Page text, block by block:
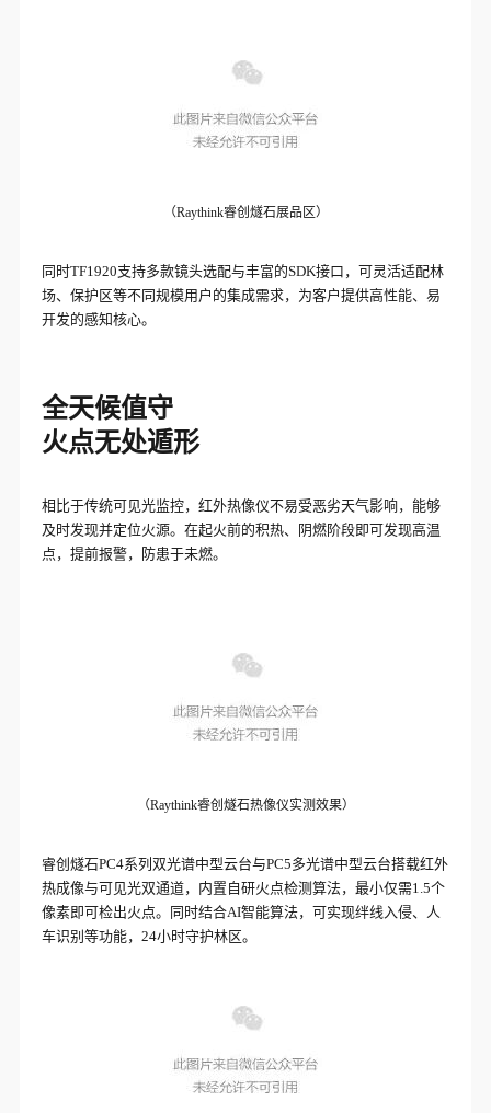
（Raythink睿创燧石展品区）
同时TF1920支持多款镜头选配与丰富的SDK接口，可灵活适配林
场、保护区等不同规模用户的集成需求，为客户提供高性能、易
开发的感知核心。
全天候值守
火点无处遁形
相比于传统可见光监控，红外热像仪不易受恶劣天气影响，能够
及时发现并定位火源。在起火前的积热、阴燃阶段即可发现高温
点，提前报警，防患于未燃。
（Raythink睿创燧石热像仪实测效果）
睿创燧石PC4系列双光谱中型云台与PC5多光谱中型云台搭载红外
热成像与可见光双通道，内置自研火点检测算法，最小仅需1.5个
像素即可检出火点。同时结合AI智能算法，可实现绊线入侵、人
车识别等功能，24小时守护林区。